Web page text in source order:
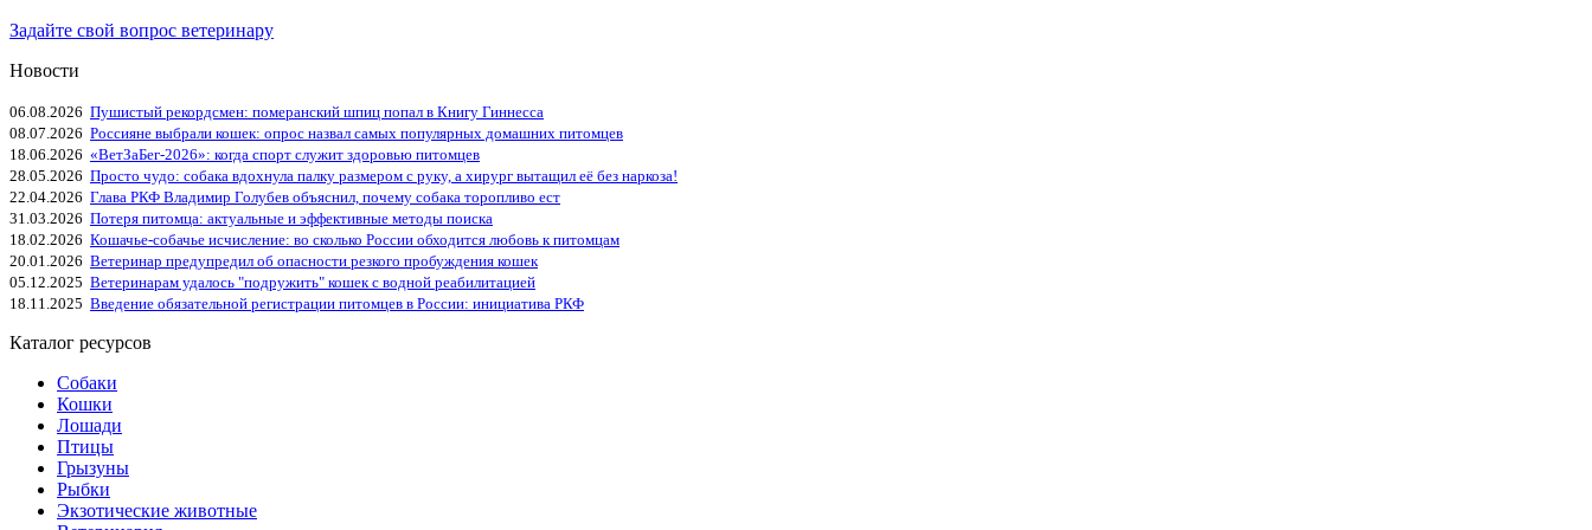
Задайте свой вопрос ветеринару
Новости
06.08.2026 Пушистый рекордсмен: померанский шпиц попал в Книгу Гиннесса
08.07.2026 Россияне выбрали кошек: опрос назвал самых популярных домашних питомцев
18.06.2026 «ВетЗаБег‑2026»: когда спорт служит здоровью питомцев
28.05.2026 Просто чудо: собака вдохнула палку размером с руку, а хирург вытащил её без наркоза!
22.04.2026 Глава РКФ Владимир Голубев объяснил, почему собака торопливо ест
31.03.2026 Потеря питомца: актуальные и эффективные методы поиска
18.02.2026 Кошачье-собачье исчисление: во сколько России обходится любовь к питомцам
20.01.2026 Ветеринар предупредил об опасности резкого пробуждения кошек
05.12.2025 Ветеринарам удалось "подружить" кошек с водной реабилитацией
18.11.2025 Введение обязательной регистрации питомцев в России: инициатива РКФ
Каталог ресурсов
Собаки
Кошки
Лошади
Птицы
Грызуны
Рыбки
Экзотические животные